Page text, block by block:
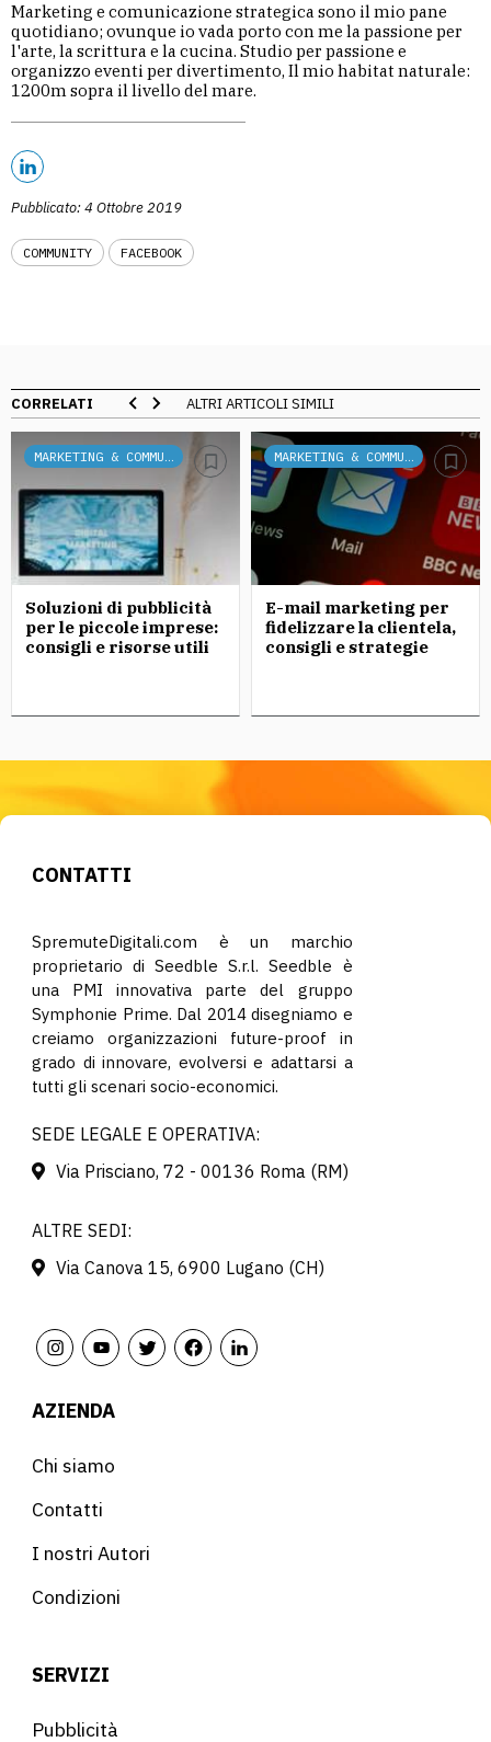
Marketing e comunicazione strategica sono il mio pane
quotidiano; ovunque io vada porto con me la passione per
l'arte, la scrittura e la cucina. Studio per passione e
organizzo eventi per divertimento, Il mio habitat naturale:
1200m sopra il livello del mare.
Pubblicato: 4 Ottobre 2019
COMMUNITY FACEBOOK
CORRELATI ALTRI ARTICOLI SIMILI
MARKETING & COMMUNICATION
Soluzioni di pubblicità
per le piccole imprese:
consigli e risorse utili
MARKETING & COMMUNICATION
E-mail marketing per
fidelizzare la clientela,
consigli e strategie
CONTATTI
SpremuteDigitali.com è un marchio
proprietario di Seedble S.r.l. Seedble è
una PMI innovativa parte del gruppo
Symphonie Prime. Dal 2014 disegniamo e
creiamo organizzazioni future-proof in
grado di innovare, evolversi e adattarsi a
tutti gli scenari socio-economici.
SEDE LEGALE E OPERATIVA:
Via Prisciano, 72 - 00136 Roma (RM)
ALTRE SEDI:
Via Canova 15, 6900 Lugano (CH)
AZIENDA
Chi siamo
Contatti
I nostri Autori
Condizioni
SERVIZI
Pubblicità